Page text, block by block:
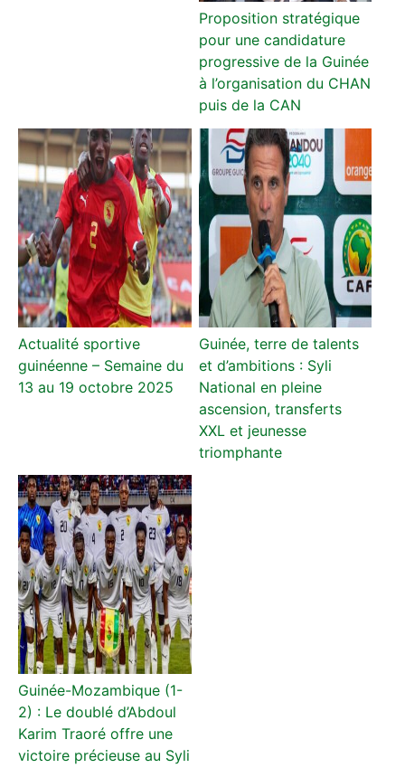
Proposition stratégique
pour une candidature
progressive de la Guinée
à l’organisation du CHAN
puis de la CAN
Actualité sportive
guinéenne – Semaine du
13 au 19 octobre 2025
Guinée, terre de talents
et d’ambitions : Syli
National en pleine
ascension, transferts
XXL et jeunesse
triomphante
Guinée-Mozambique (1-
2) : Le doublé d’Abdoul
Karim Traoré offre une
victoire précieuse au Syli